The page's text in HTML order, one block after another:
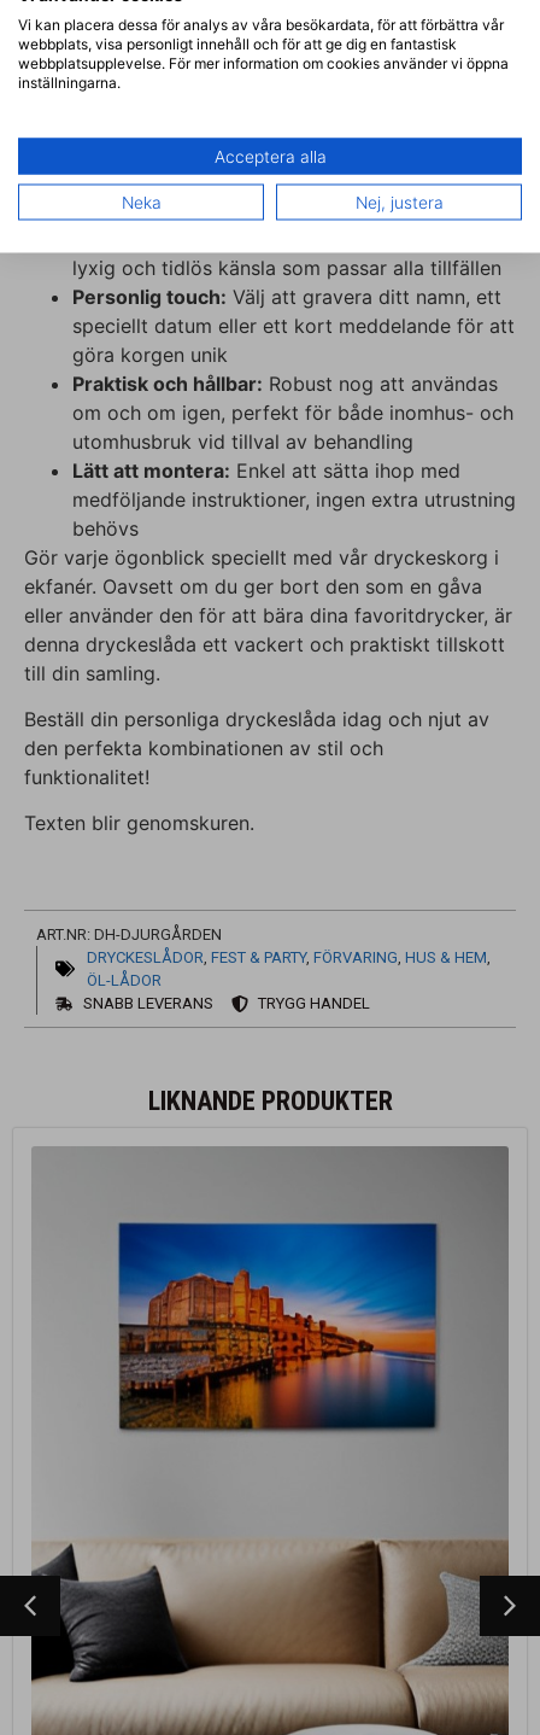
använda produkten utomhus så välj ovan
behandling.
Montering:
Funktioner:
lyxig och tidlös känsla som passar alla tillfällen
Personlig touch: Välj att gravera ditt namn, ett
speciellt datum eller ett kort meddelande för att
göra korgen unik
Praktisk och hållbar: Robust nog att användas
om och om igen, perfekt för både inomhus- och
utomhusbruk vid tillval av behandling
Lätt att montera: Enkel att sätta ihop med
medföljande instruktioner, ingen extra utrustning
behövs
Gör varje ögonblick speciellt med vår dryckeskorg i
ekfanér. Oavsett om du ger bort den som en gåva
eller använder den för att bära dina favoritdrycker, är
denna dryckeslåda ett vackert och praktiskt tillskott
till din samling.
Beställ din personliga dryckeslåda idag och njut av
den perfekta kombinationen av stil och
funktionalitet!
Texten blir genomskuren.
ART.NR: DH-DJURGÅRDEN
DRYCKESLÅDOR, FEST & PARTY, FÖRVARING, HUS & HEM,
ÖL-LÅDOR
SNABB LEVERANS
TRYGG HANDEL
LIKNANDE PRODUKTER
Vi kan placera dessa för analys av våra besökardata, för att förbättra vår
webbplats, visa personligt innehåll och för att ge dig en fantastisk
webbplatsupplevelse. För mer information om cookies använder vi öppna
inställningarna.
Acceptera alla
Neka Nej, justera